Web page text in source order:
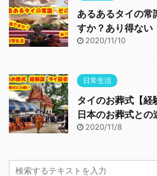
あるあるタイの
すか？あり得ない
2020/11/10
日常生活
タイのお葬式【
日本のお葬式との
2020/11/8